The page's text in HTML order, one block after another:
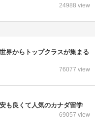
24988 view
界からトップクラスが集まる
76077 view
も良くて人気のカナダ留学
69057 view